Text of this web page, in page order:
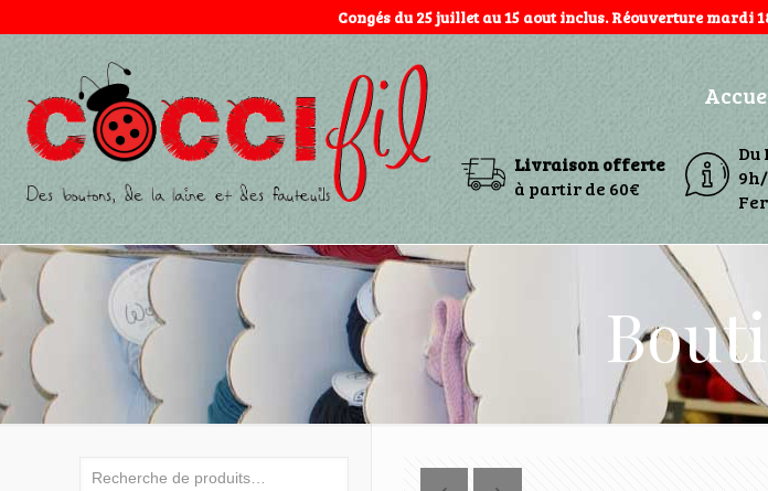
Congés du 25 juillet au 15 aout inclus. Réouverture mardi
Livraison offerte
à partir de 60€
Du